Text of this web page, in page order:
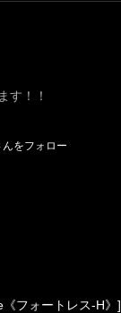
す！！
フォートレス-H》]